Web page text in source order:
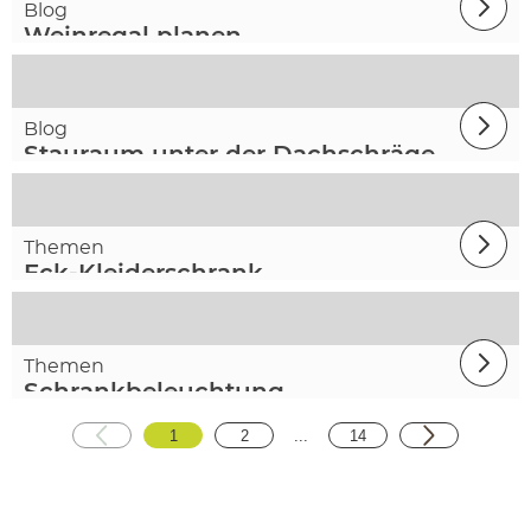
Blog
Weinregal planen
Blog
Stauraum unter der Dachschräge
Themen
Eck-Kleiderschrank
Themen
Schrankbeleuchtung
1 2 14